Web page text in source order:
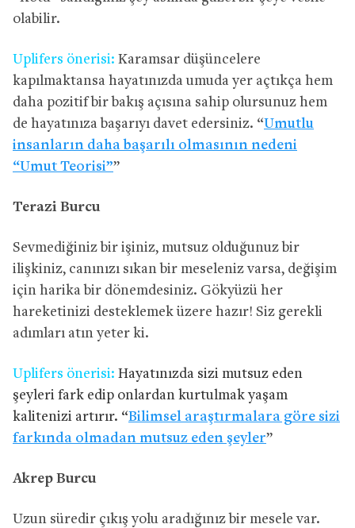
olabilir.
Uplifers önerisi: Karamsar düşüncelere
kapılmaktansa hayatınızda umuda yer açtıkça hem
daha pozitif bir bakış açısına sahip olursunuz hem
de hayatınıza başarıyı davet edersiniz. “Umutlu
insanların daha başarılı olmasının nedeni
“Umut Teorisi””
Terazi Burcu
Sevmediğiniz bir işiniz, mutsuz olduğunuz bir
ilişkiniz, canınızı sıkan bir meseleniz varsa, değişim
için harika bir dönemdesiniz. Gökyüzü her
hareketinizi desteklemek üzere hazır! Siz gerekli
adımları atın yeter ki.
Uplifers önerisi: Hayatınızda sizi mutsuz eden
şeyleri fark edip onlardan kurtulmak yaşam
kalitenizi artırır. “Bilimsel araştırmalara göre sizi
farkında olmadan mutsuz eden şeyler”
Akrep Burcu
Uzun süredir çıkış yolu aradığınız bir mesele var.